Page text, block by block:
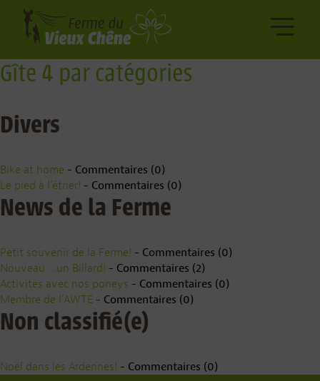
Gîte 4 par catégories
Divers
Bike at home - Commentaires (0)
Le pied à l’étrier! - Commentaires (0)
News de la Ferme
Petit souvenir de la Ferme! - Commentaires (0)
Nouveau …un Billard! - Commentaires (2)
Activités avec nos poneys - Commentaires (0)
Membre de l’AWTE - Commentaires (0)
Non classifié(e)
Noël dans les Ardennes! - Commentaires (0)